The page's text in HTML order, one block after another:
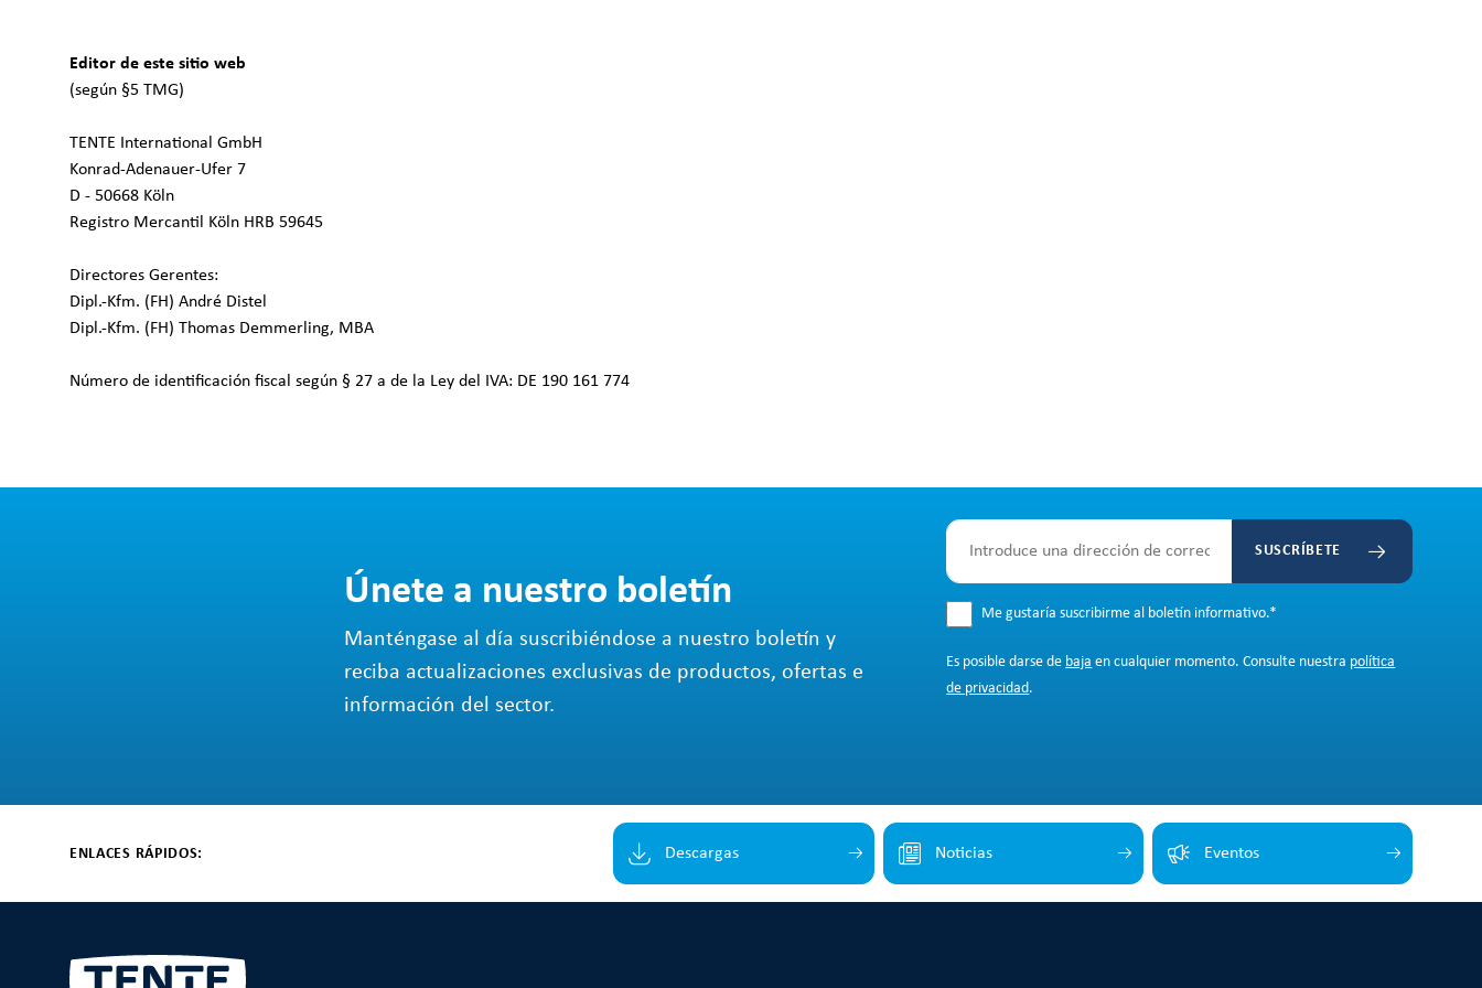
Editor de este sitio web
(según §5 TMG)
TENTE International GmbH
Konrad-Adenauer-Ufer 7
D - 50668 Köln
Registro Mercantil Köln HRB 59645
Directores Gerentes:
Dipl.-Kfm. (FH) André Distel
Dipl.-Kfm. (FH) Thomas Demmerling, MBA
Número de identificación fiscal según § 27 a de la Ley del IVA: DE 190 161 774
Únete a nuestro boletín
Manténgase al día suscribiéndose a nuestro boletín y
reciba actualizaciones exclusivas de productos, ofertas e
información del sector.
SUSCRÍBETE
Me gustaría suscribirme al boletín informativo.*
Es posible darse de baja en cualquier momento. Consulte nuestra política
de privacidad.
ENLACES RÁPIDOS: Descargas Noticias Eventos